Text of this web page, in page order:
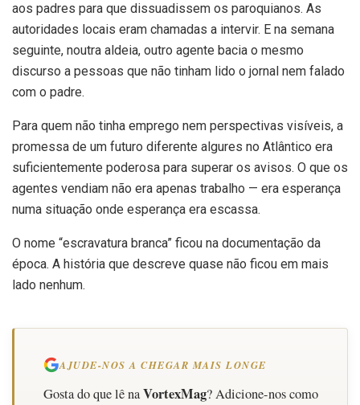
aos padres para que dissuadissem os paroquianos. As
autoridades locais eram chamadas a intervir. E na semana
seguinte, noutra aldeia, outro agente bacia o mesmo
discurso a pessoas que não tinham lido o jornal nem falado
com o padre.
Para quem não tinha emprego nem perspectivas visíveis, a
promessa de um futuro diferente algures no Atlântico era
suficientemente poderosa para superar os avisos. O que os
agentes vendiam não era apenas trabalho — era esperança
numa situação onde esperança era escassa.
O nome “escravatura branca” ficou na documentação da
época. A história que descreve quase não ficou em mais
lado nenhum.
AJUDE-NOS A CHEGAR MAIS LONGE
Gosta do que lê naVortexMag? Adicione-nos como